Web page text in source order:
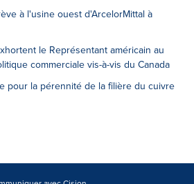
à l'usine ouest d'ArcelorMittal à
le Représentant américain au
commerciale vis-à-vis du Canada
pour la pérennité de la filière du cuivre